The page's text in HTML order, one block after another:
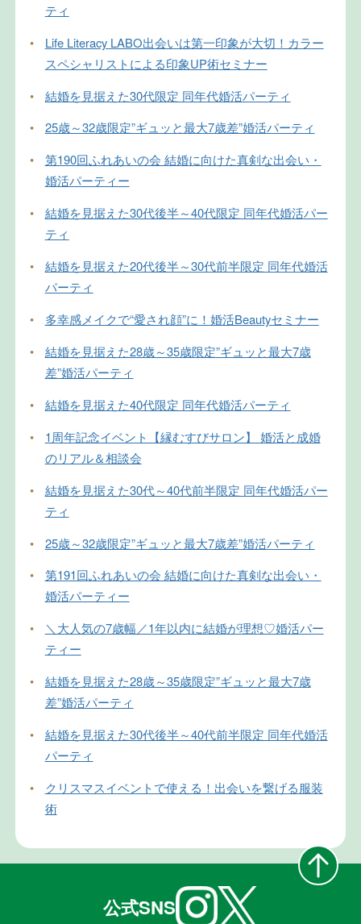
ティ
•
Life Literacy LABO出会いは第一印象が大切！カラー
スペシャリストによる印象UP術セミナー
•
結婚を見据えた30代限定 同年代婚活パーティ
•
25歳～32歳限定”ギュッと最大7歳差”婚活パーティ
•
第190回ふれあいの会 結婚に向けた真剣な出会い・
婚活パーティー
•
結婚を見据えた30代後半～40代限定 同年代婚活パー
ティ
•
結婚を見据えた20代後半～30代前半限定 同年代婚活
パーティ
•
多幸感メイクで“愛され顔”に！婚活Beautyセミナー
•
結婚を見据えた28歳～35歳限定”ギュッと最大7歳
差”婚活パーティ
•
結婚を見据えた40代限定 同年代婚活パーティ
•
1周年記念イベント【縁むすびサロン】 婚活と成婚
のリアル＆相談会
•
結婚を見据えた30代～40代前半限定 同年代婚活パー
ティ
•
25歳～32歳限定”ギュッと最大7歳差”婚活パーティ
•
第191回ふれあいの会 結婚に向けた真剣な出会い・
婚活パーティー
•
＼大人気の7歳幅／1年以内に結婚が理想♡婚活パー
ティー
•
結婚を見据えた28歳～35歳限定”ギュッと最大7歳
差”婚活パーティ
•
結婚を見据えた30代後半～40代前半限定 同年代婚活
パーティ
•
クリスマスイベントで使える！出会いを繋げる服装
術
公式SNS